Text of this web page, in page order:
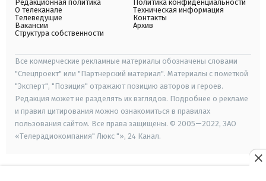
Редакционная политика
О телеканале
Телеведущие
Вакансии
Структура собственности
Политика конфиденциальности
Техническая информация
Контакты
Архив
Все коммерческие рекламные материалы обозначены словами
"Спецпроект" или "Партнерский материал". Материалы с пометкой
"Эксперт", "Позиция" отражают позицию авторов и героев.
Редакция может не разделять их взглядов. Подробнее о рекламе
и правил цитирования можно ознакомиться в правилах
пользования сайтом. Все права защищены. © 2005—2022, ЗАО
«Телерадиокомпания" Люкс "», 24 Канал.